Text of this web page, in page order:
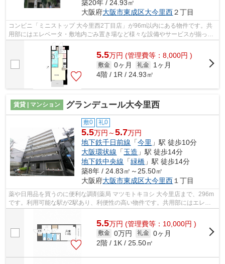
築20年 / 24.93㎡
大阪府大阪市東成区大今里西２丁目
コンビニ「ミニストップ 大今里西2丁目店」が96m以内にある物件です。共
用部にはエレベータ・敷地内ごみ置き場など様々な設備やサービスが揃って
5.5万円 (管理費等：8,000円 )
敷金 0ヶ月 礼金
1ヶ月
4階 / 1R / 24.93㎡
賃貸 | マンション グランデュール大今里西
敷0 礼0
5.5万円～5.7万円
地下鉄千日前線 「今里 」駅 徒歩10分
大阪環状線 「玉造 」駅 徒歩14分
地下鉄中央線 「緑橋 」駅 徒歩14分
築8年 / 24.83㎡～25.50㎡
大阪府大阪市東成区大今里西１丁目
薬や日用品を買うのに便利な調剤薬局 マツモトキヨシ 大今里店まで、296m
です。利用可能な駅が2駅あり、利便性の高い物件です。共用部にはエレベ
5.5万円 (管理費等：10,000円 )
敷金 0万円 礼金 0ヶ月
2階 / 1K / 25.50㎡